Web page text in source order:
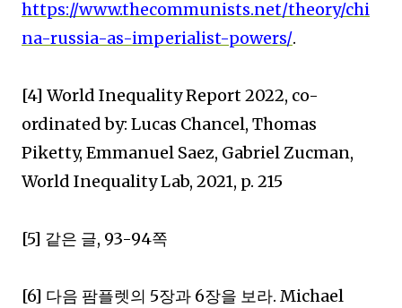
https://www.thecommunists.net/theory/chi
na-russia-as-imperialist-powers/.
[4] World Inequality Report 2022, co-
ordinated by: Lucas Chancel, Thomas
Piketty, Emmanuel Saez, Gabriel Zucman,
World Inequality Lab, 2021, p. 215
[5] 같은 글, 93-94쪽
[6] 다음 팜플렛의 5장과 6장을 보라. Michael